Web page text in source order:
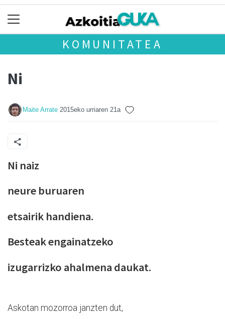
KOMUNITATEA
Ni
Maite Arrate 2015eko urriaren 21a
Ni naiz
neure buruaren
etsairik handiena.
Besteak engainatzeko
izugarrizko ahalmena daukat.
Askotan mozorroa janzten dut,